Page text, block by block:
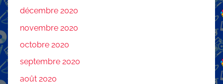
décembre 2020
novembre 2020
octobre 2020
septembre 2020
août 2020